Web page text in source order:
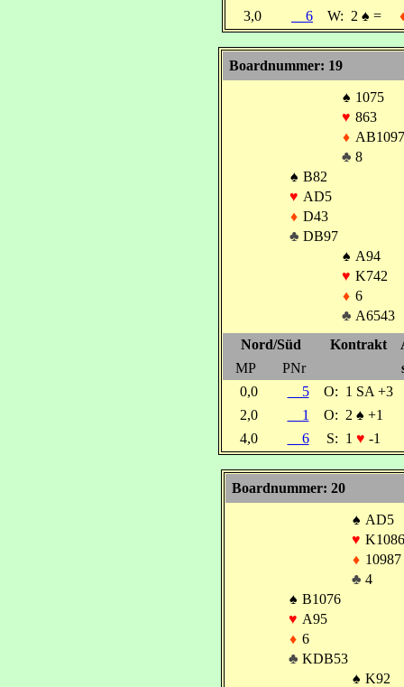
3,0
6 W: 2 ♠ =
Boardnummer: 19
♠ 1075
♥ 863
♦
♣ 8
♠ B82
♥ AD5
♦ D43
♣ DB97
♠ A94
♥ K742
♦ 6
♣ A6543
Nord/Süd
Kontrakt
MP
PNr
0,0
5 O: 1 SA +3
2,0
1 O: 2 ♠ +1
4,0
6 S: 1 ♥ -1
Boardnummer: 20
♠ AD5
♥
♦ 10987
♣ 4
♠ B1076
♥ A95
♦ 6
♣ KDB53
♠ K92